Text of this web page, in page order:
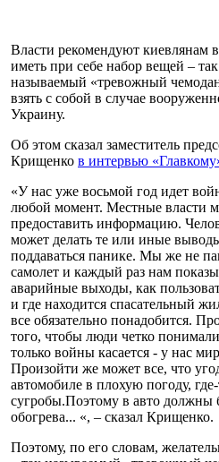
Власти рекомендуют киевлянам
иметь при себе набор вещей – так
называемый «тревожный
взять с собой в случае
Украину.
Об этом сказал заместитель
Крищенко в интервью
«У нас уже восьмой год идет
любой момент. Местные власти
предоставить информацию.
может делать те или иные
поддаваться панике. Мы же не
самолет и каждый раз нам
аварийные выходы, как
и где находится спасательный
все обязательно понадобится.
того, чтобы люди четко
только войны касается - у нас
Произойти же может все, что
автомобиле в плохую погоду,
сугробы.Поэтому в авто должны
обогрева... «, – сказал Крищенко.
Поэтому, по его словам,